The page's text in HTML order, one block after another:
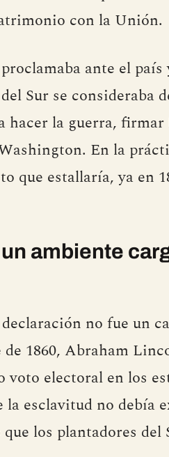
con la Unión.
ante el
Sur se consideraba
hacer la guerra, firmar
En la
que estallaría, ya en
ambiente
no fue un
1860, Abraham
electoral en los
esclavitud no debía
los plantadores del